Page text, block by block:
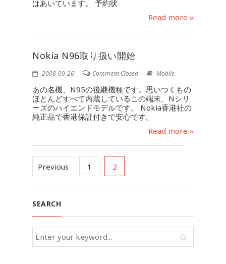
はあいています。 予約状
Read more »
Nokia N96取り扱い開始
2008-09-26 Comment Closed Mobile
あの名機、N95の後継機種です。思いつくもの
ほとんどすべて内蔵しているこの端末、Nシリ
ーズのハイエンドモデルです。 Nokia香港社の
純正品で香港保証付きで安心です。
Read more »
Previous 1 2
SEARCH